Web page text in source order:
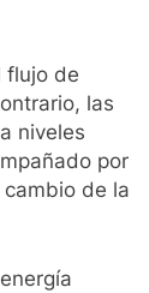
flujo de
las
niveles
por
de la